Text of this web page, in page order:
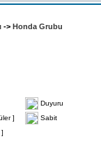
-> Honda Grubu
Duyuru
]
Sabit